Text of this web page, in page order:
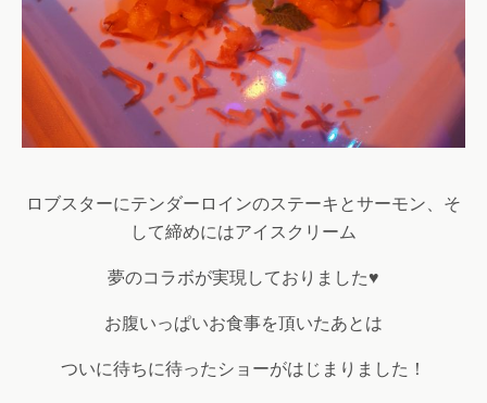
ロブスターにテンダーロインのステーキとサーモン、そ
して締めにはアイスクリーム
夢のコラボが実現しておりました♥
お腹いっぱいお食事を頂いたあとは
ついに待ちに待ったショーがはじまりました！